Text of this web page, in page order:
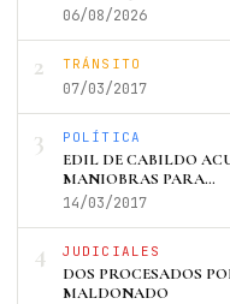
06/08/2026
2 TRÁNSITO
07/03/2017
3 POLÍTICA
EDIL DE CABILDO
MANIOBRAS PARA…
14/03/2017
4 JUDICIALES
DOS PROCESADOS
MALDONADO